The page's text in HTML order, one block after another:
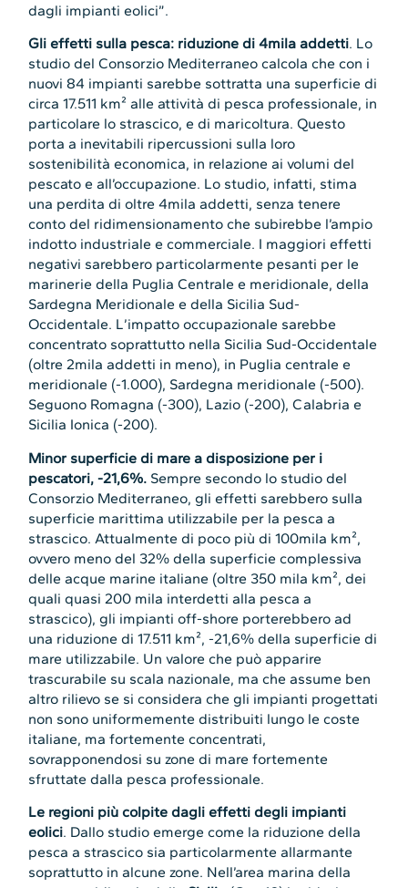
dagli impianti eolici”.
Gli effetti sulla pesca: riduzione di 4mila addetti. Lo
studio del Consorzio Mediterraneo calcola che con i
nuovi 84 impianti sarebbe sottratta una superficie di
circa 17.511 km² alle attività di pesca professionale, in
particolare lo strascico, e di maricoltura. Questo
porta a inevitabili ripercussioni sulla loro
sostenibilità economica, in relazione ai volumi del
pescato e all’occupazione. Lo studio, infatti, stima
una perdita di oltre 4mila addetti, senza tenere
conto del ridimensionamento che subirebbe l’ampio
indotto industriale e commerciale. I maggiori effetti
negativi sarebbero particolarmente pesanti per le
marinerie della Puglia Centrale e meridionale, della
Sardegna Meridionale e della Sicilia Sud-
Occidentale. L’impatto occupazionale sarebbe
concentrato soprattutto nella Sicilia Sud-Occidentale
(oltre 2mila addetti in meno), in Puglia centrale e
meridionale (-1.000), Sardegna meridionale (-500).
Seguono Romagna (-300), Lazio (-200), Calabria e
Sicilia Ionica (-200).
Minor superficie di mare a disposizione per i
pescatori, -21,6%. Sempre secondo lo studio del
Consorzio Mediterraneo, gli effetti sarebbero sulla
superficie marittima utilizzabile per la pesca a
strascico. Attualmente di poco più di 100mila km²,
ovvero meno del 32% della superficie complessiva
delle acque marine italiane (oltre 350 mila km², dei
quali quasi 200 mila interdetti alla pesca a
strascico), gli impianti off-shore porterebbero ad
una riduzione di 17.511 km², -21,6% della superficie di
mare utilizzabile. Un valore che può apparire
trascurabile su scala nazionale, ma che assume ben
altro rilievo se si considera che gli impianti progettati
non sono uniformemente distribuiti lungo le coste
italiane, ma fortemente concentrati,
sovrapponendosi su zone di mare fortemente
sfruttate dalla pesca professionale.
Le regioni più colpite dagli effetti degli impianti
eolici. Dallo studio emerge come la riduzione della
pesca a strascico sia particolarmente allarmante
soprattutto in alcune zone. Nell’area marina della